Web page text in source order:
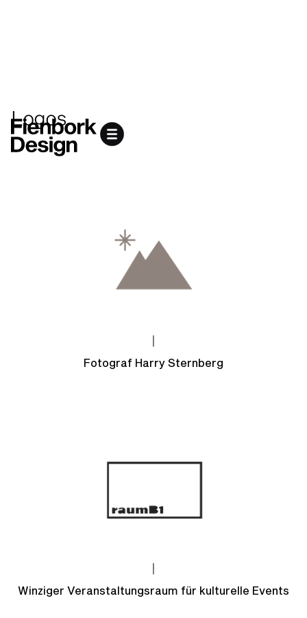
Logos
|
Fotograf Harry Sternberg
Winziger Veranstaltungsraum für kulturelle Events